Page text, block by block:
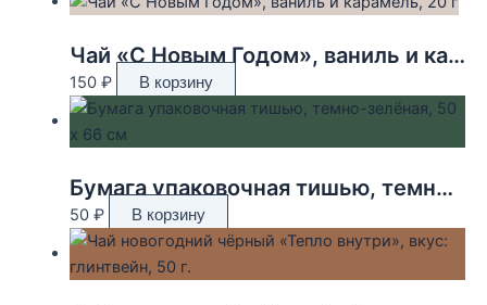
Чай «С Новым Годом», ваниль и карамель, 20 г
150 ₽ В корзину
Бумага упаковочная тишью, темно-зелёная, 50 х 66 см
50 ₽ В корзину